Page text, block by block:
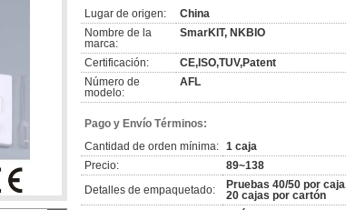
Lugar de origen:
China
Nombre de la
marca:
SmarKIT, NKBIO
Certificación:
CE,ISO,TUV,Patent
Número de
modelo:
AFL
Pago y Envío Términos:
Cantidad de orden mínima: 1 caja
Precio:
89~138
Detalles de empaquetado:
Pruebas 40/50 por
20 cajas por cartón